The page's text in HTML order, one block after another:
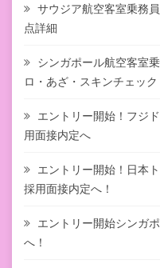
サウジア航空客室乗務
点詳細
シンガポール航空客室
ロ・あざ・スキンチェッ
エントリー開始！フジ
用面接内定へ
エントリー開始！日本
採用面接内定へ！
エントリー開始シンガ
へ！